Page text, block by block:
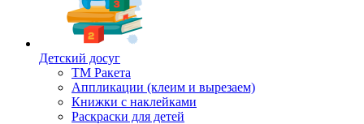
Детский досуг
ТМ Ракета
Аппликации (клеим и вырезаем)
Книжки с наклейками
Раскраски для детей